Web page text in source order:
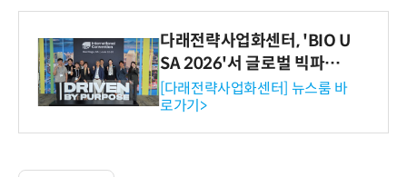
다래전략사업화센터, 'BIO U
SA 2026'서 글로벌 빅파마
와의 비즈니스 미팅 지원…K
-바이오 해외 진출 교두보 확
보
[다래전략사업화센터] 뉴스룸 바
로가기>